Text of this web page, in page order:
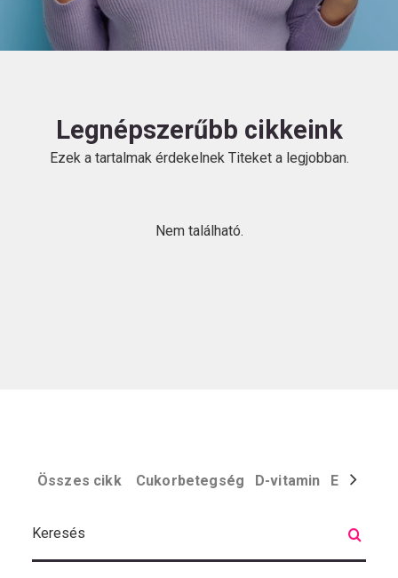
Legnépszerűbb cikkeink
Ezek a tartalmak érdekelnek Titeket a legjobban.
Nem található.
Összes cikk Cukorbetegség D-vitamin Egyéb